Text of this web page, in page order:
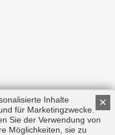
×
Inhalte
für Marketingzwecke.
Sie der Verwendung von
Möglichkeiten, sie zu